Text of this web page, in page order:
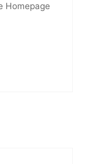
Homepage